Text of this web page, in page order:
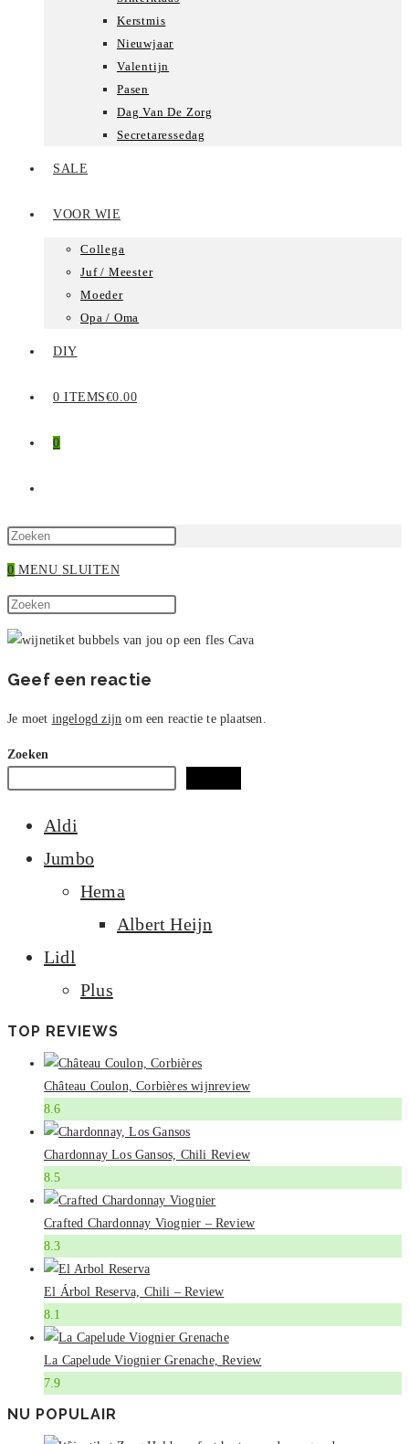
Kerstmis
Nieuwjaar
Valentijn
Pasen
Dag Van De Zorg
Secretaressedag
SALE
VOOR WIE
Collega
Juf / Meester
Moeder
Opa / Oma
DIY
0 ITEMS€0.00
0
ZOEKEN
zoekpaneel
0 MENU SLUITEN
Zoek
op
site
Escape
zoekpaneel
sluiten.
Geef een reactie
Je moet ingelogd zijn om een reactie te plaatsen.
Zoeken
Aldi
Jumbo
Hema
Albert Heijn
Lidl
Plus
TOP REVIEWS
Château Coulon, Corbières wijnreview
8.6
Chardonnay Los Gansos, Chili Review
8.5
Crafted Chardonnay Viognier – Review
8.3
El Árbol Reserva, Chili – Review
8.1
La Capelude Viognier Grenache, Review
7.9
NU POPULAIR